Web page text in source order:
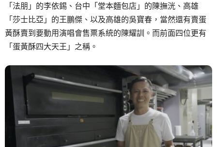
「法朋」的李依錫、台中「堂本麵包店」的陳撫洸、高雄
「莎士比亞」的王鵬傑、以及高雄的吳寶春，當然還有賣蛋
黃酥賣到要動用演唱會售票系統的陳耀訓。而前面四位更有
「蛋黃酥四大天王」之稱。